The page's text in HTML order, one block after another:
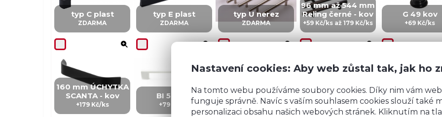
typ C plast
ZDARMA
typ E plast
ZDARMA
typ U nerez
ZDARMA
96 mm až 544 mm
Reling černé - kov
+59 Kč/ks až 179 Kč/ks
G 49 kov
+69 Kč/ks
160 mm ÚCHYTKA
SCANTA - kov
+179 Kč/ks
BI 5 - kov
+79 Kč/ks
CZ 5 - kov
+99 Kč/ks
IN 5 - kov
+99 Kč/Ks
ZI5 - KOV
+149 Kč/ks
Nastavení cookies: Aby web zůstal tak, jak ho
Na tomto webu používáme soubory cookies. Díky nim vám web
funguje správně. Navíc s vaším souhlasem cookies slouží také
personalizaci obsahu našich webových stránek. Kliknutím na